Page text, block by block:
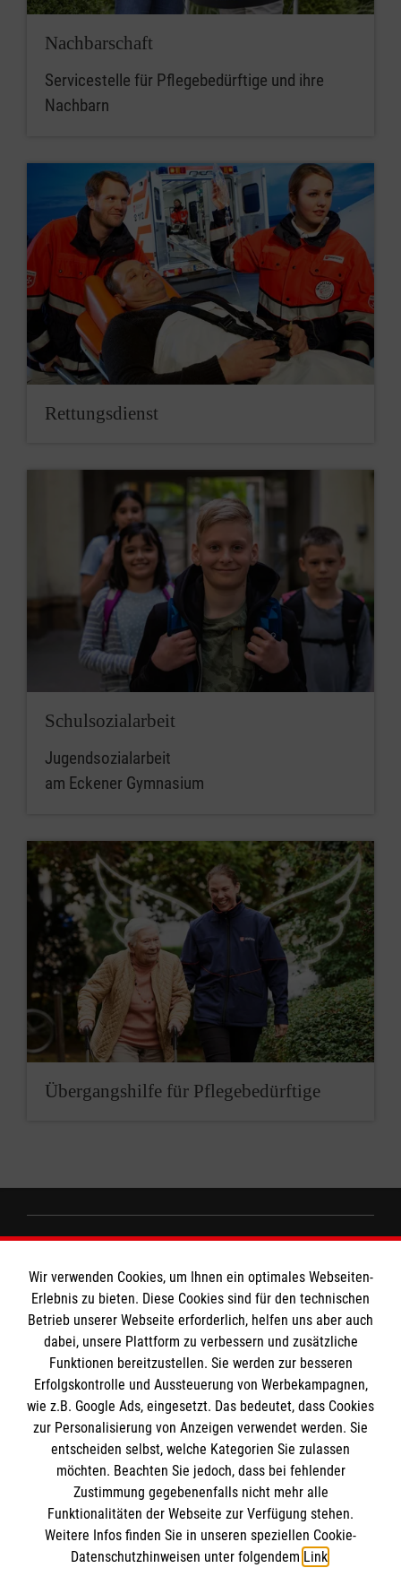
Nachbarschaft
Servicestelle für Pflegebedürftige und ihre
Nachbarn
Rettungsdienst
Schulsozialarbeit
Jugendsozialarbeit
am Eckener Gymnasium
Übergangshilfe für Pflegebedürftige
Kontakt
Impressum
Datenschutz
Barrierefreiheit
Die Malteser
Malteser in Deutschland
Malteser Aware
Malteserorden
Malteser Sharepoint
Spendenkonto
Empfänger: Malteser Hilfsdienst e.V.
Bank: Pax-Bank für Kirche und Caritas eG
IBAN: DE03 3706 0120 1201 2040 18
So finden Sie uns
Wir verwenden Cookies, um Ihnen ein optimales Webseiten-
Erlebnis zu bieten. Diese Cookies sind für den technischen
Betrieb unserer Webseite erforderlich, helfen uns aber auch
dabei, unsere Plattform zu verbessern und zusätzliche
Funktionen bereitzustellen. Sie werden zur besseren
Erfolgskontrolle und Aussteuerung von Werbekampagnen,
wie z.B. Google Ads, eingesetzt. Das bedeutet, dass Cookies
zur Personalisierung von Anzeigen verwendet werden. Sie
entscheiden selbst, welche Kategorien Sie zulassen
möchten. Beachten Sie jedoch, dass bei fehlender
Zustimmung gegebenenfalls nicht mehr alle
Funktionalitäten der Webseite zur Verfügung stehen.
Weitere Infos finden Sie in unseren speziellen Cookie-
Datenschutzhinweisen unter folgendem Link.